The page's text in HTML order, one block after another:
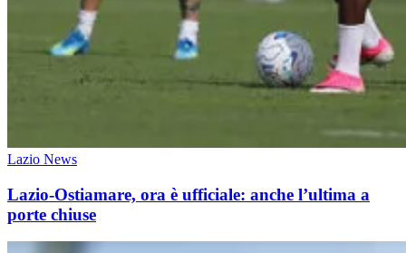
Lazio News
Lazio-Ostiamare, ora è ufficiale: anche l’ultima a
porte chiuse